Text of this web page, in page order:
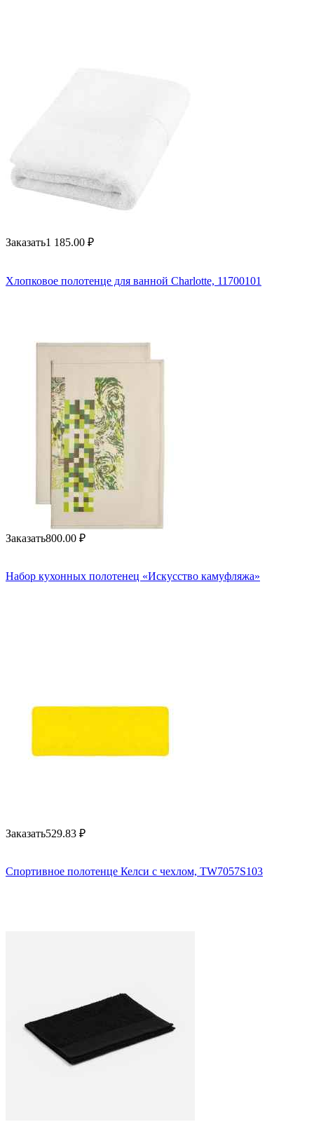
Заказать1 185.00 ₽
Хлопковое полотенце для ванной Charlotte, 11700101
Заказать800.00 ₽
Набор кухонных полотенец «Искусство камуфляжа»
Заказать529.83 ₽
Спортивное полотенце Келси с чехлом, TW7057S103